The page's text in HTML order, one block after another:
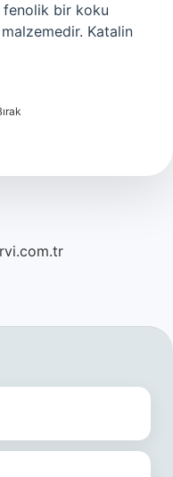
fenolik bir koku
malzemedir. Katalin